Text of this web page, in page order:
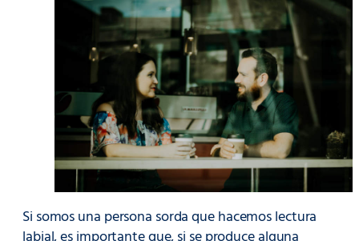
Si somos una persona sorda que hacemos lectura